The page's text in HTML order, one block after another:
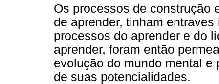
Os processos de construção
de aprender, tinham
processos do aprender e do
aprender, foram então
evolução do mundo mental
de suas potencialidades.